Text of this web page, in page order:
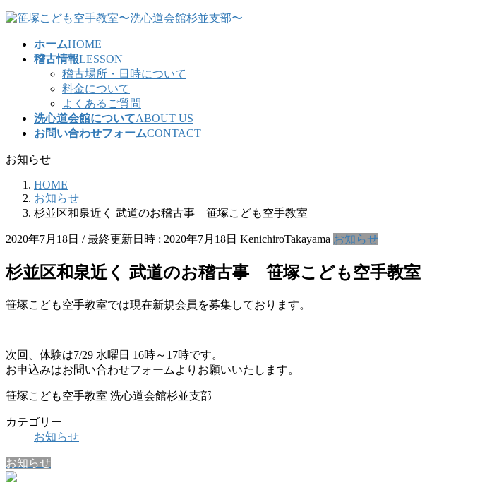
コ
ナ
ホームHOME
稽古情報LESSON
稽古場所・日時について
料金について
よくあるご質問
洗心道会館についてABOUT US
お問い合わせフォームCONTACT
お知らせ
HOME
お知らせ
杉並区和泉近く 武道のお稽古事 笹塚こども空手教室
2020年7月18日 / 最終更新日時 : 2020年7月18日 KenichiroTakayama お知らせ
杉並区和泉近く 武道のお稽古事 笹塚こども空手教室
笹塚こども空手教室では現在新規会員を募集しております。
次回、体験は7/29 水曜日 16時～17時です。
お申込みはお問い合わせフォームよりお願いいたします。
笹塚こども空手教室 洗心道会館杉並支部
カテゴリー
お知らせ
お知らせ